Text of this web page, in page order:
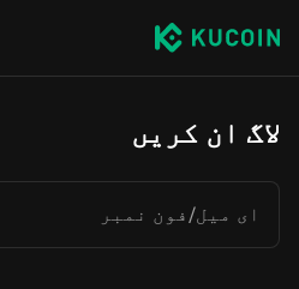
لاگ ان کریں
ای میل/فون نمبر